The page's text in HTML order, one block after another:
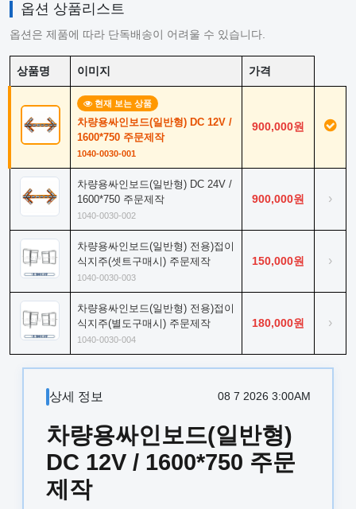
옵션 상품리스트
옵션은 제품에 따라 단독배송이 어려울 수 있습니다.
상품명 이미지 가격
현재 보는 상품
차량용싸인보드(일반형) DC 12V /
1600*750 주문제작
1040-0030-001
900,000원
차량용싸인보드(일반형) DC 24V /
1600*750 주문제작
1040-0030-002
900,000원 ›
차량용싸인보드(일반형) 전용)접이
식지주(셋트구매시) 주문제작
1040-0030-003
150,000원 ›
차량용싸인보드(일반형) 전용)접이
식지주(별도구매시) 주문제작
1040-0030-004
180,000원 ›
상세 정보 08 7 2026 3:00AM
차량용싸인보드(일반형)
DC 12V / 1600*750 주문
제작